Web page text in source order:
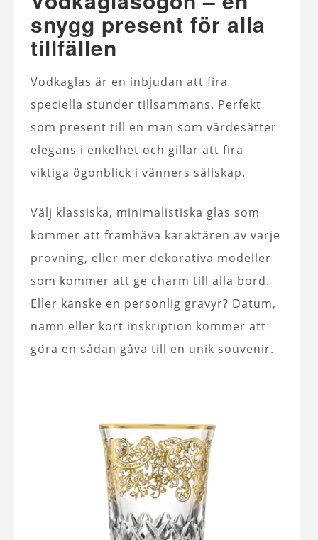
snygg present för alla
tillfällen
Vodkaglas är en inbjudan att fira
speciella stunder tillsammans. Perfekt
som present till en man som värdesätter
elegans i enkelhet och gillar att fira
viktiga ögonblick i vänners sällskap.
Välj klassiska, minimalistiska glas som
kommer att framhäva karaktären av varje
provning, eller mer dekorativa modeller
som kommer att ge charm till alla bord.
Eller kanske en personlig gravyr? Datum,
namn eller kort inskription kommer att
göra en sådan gåva till en unik souvenir.